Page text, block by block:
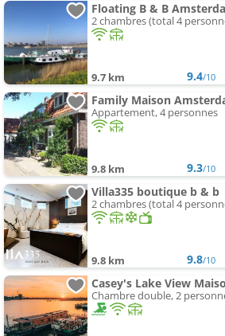
Floating B & B
2 chambres (total 4
9.7 km 9.4/10
Family Maison
Appartement, 4 personnes
9.8 km 9.3/10
Villa335 boutique b & b
2 chambres (total 4
9.8 km 9.8/10
Casey's Lake View
Chambre double, 2